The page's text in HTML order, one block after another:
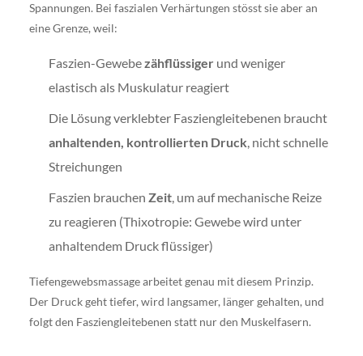
Spannungen. Bei faszialen Verhärtungen stösst sie aber an
eine Grenze, weil:
Faszien-Gewebezähflüssiger und weniger
elastisch als Muskulatur reagiert
Die Lösung verklebter Fasziengleitebenen braucht
anhaltenden, kontrollierten Druck, nicht schnelle
Streichungen
Faszien brauchen Zeit, um auf mechanische Reize
zu reagieren (Thixotropie: Gewebe wird unter
anhaltendem Druck flüssiger)
Tiefengewebsmassage arbeitet genau mit diesem Prinzip.
Der Druck geht tiefer, wird langsamer, länger gehalten, und
folgt den Fasziengleitebenen statt nur den Muskelfasern.